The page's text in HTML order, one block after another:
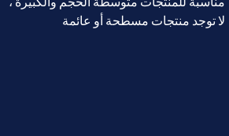
لا توجد منتجات مسطحة أو عائمة